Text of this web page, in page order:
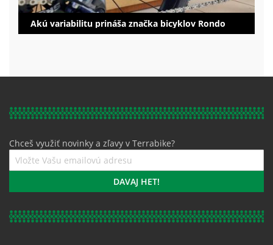
Akú variabilitu prináša značka bicyklov Rondo
Chceš využiť novinky a zľavy v Terrabike?
Prihláste
sa
odberu
DAVAJ HET!